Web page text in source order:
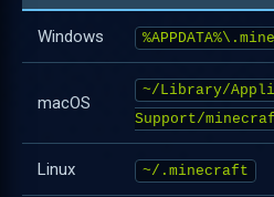
Windows
macOS
~/Library/
Support/
Linux ~/.minecraft